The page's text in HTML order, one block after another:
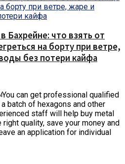
Бахрейне: что взять от
на борту при ветре,
без потери кайфа
can get professional qualified
batch of hexagons and other
staff will help buy metal
quality, save your money and
an application for individual